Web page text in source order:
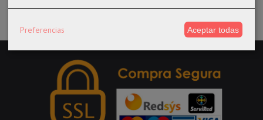
Preferencias Aceptar todas